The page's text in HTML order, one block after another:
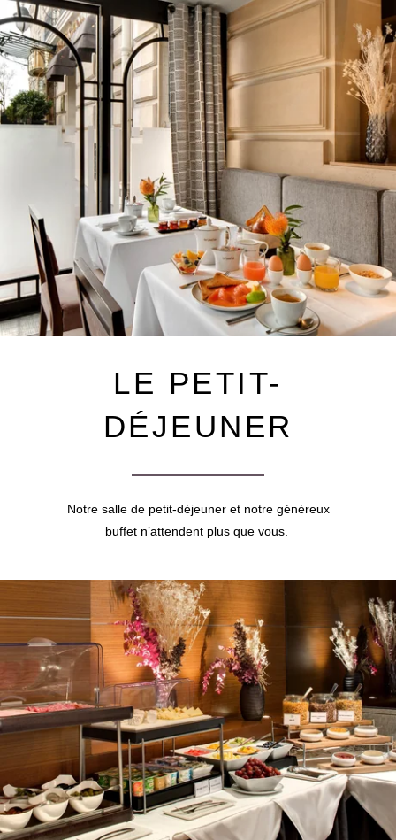
LE PETIT-
DÉJEUNER
Notre salle de petit-déjeuner et notre généreux
buffet n’attendent plus que vous.